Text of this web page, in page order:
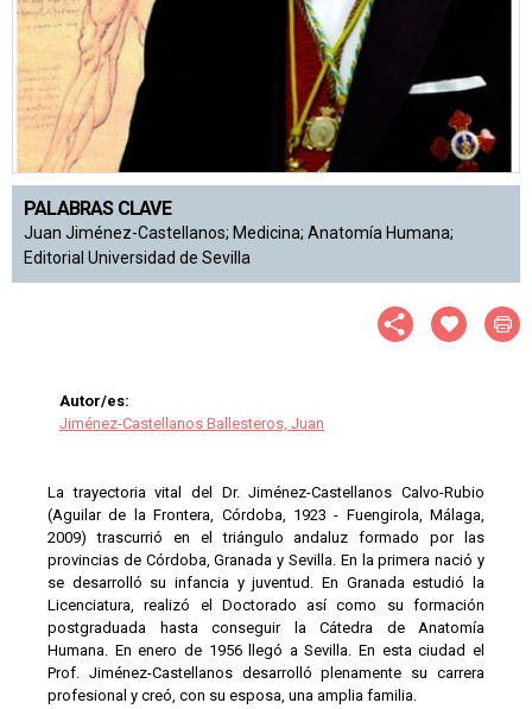
PALABRAS CLAVE
Juan Jiménez-Castellanos; Medicina; Anatomía Humana;
Editorial Universidad de Sevilla
Autor/es:
Jiménez-Castellanos Ballesteros, Juan
La trayectoria vital del Dr. Jiménez-Castellanos Calvo-Rubio
(Aguilar de la Frontera, Córdoba, 1923 - Fuengirola, Málaga,
2009) trascurrió en el triángulo andaluz formado por las
provincias de Córdoba, Granada y Sevilla. En la primera nació y
se desarrolló su infancia y juventud. En Granada estudió la
Licenciatura, realizó el Doctorado así como su formación
postgraduada hasta conseguir la Cátedra de Anatomía
Humana. En enero de 1956 llegó a Sevilla. En esta ciudad el
Prof. Jiménez-Castellanos desarrolló plenamente su carrera
profesional y creó, con su esposa, una amplia familia.